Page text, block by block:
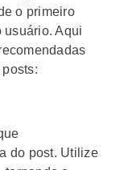
o primeiro
usuário. Aqui
do post. Utilize